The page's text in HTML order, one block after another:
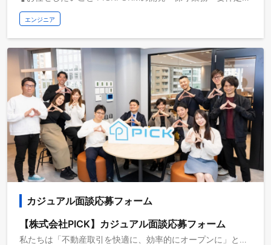
エンジニア
カジュアル面談応募フォーム
【株式会社PICK】カジュアル面談応募フォーム
私たちは「不動産取引を快適に、効率的にオープンに」というMISSIONを掲げ、業界のクリティカルな課題解決に挑む企業です。 不動産業界では、契約準備に関して不動産営業マンの30%の時間が契約準備に取られている現実があります。かつ全業種の中でも4番目に人手が足りないといわれており「DX化が必要だ」という声は実に98.4%を超えています。 この業界課題に対し、多くのIT系プレイヤーは集客、内見等の部分のDX化を提案していますが、私たちは本質はそこではなく契約準備というバックオフィス業務にあると考えています。業界経験の長いメンバーがその肌感のある課題を解決すべく立ち上げたサービスがPICKFORMであり、すでに業界を牽引するエンタープライズ企業にも利用をしていただいております。 【カジュアル面談について】 当社にご興味をお持ちいただきありがとうございます！ 「株式会社PICKについて知りたい」 「応募する職種で働いている社員に話を聞いてみたい」 など、少しでも話してみたいなと感じたら、ぜひ一度カジュアル面談を実施しませんか？ 服装自由、持ち物なしでOK！右上の応募フォームからご応募お待ちしております！